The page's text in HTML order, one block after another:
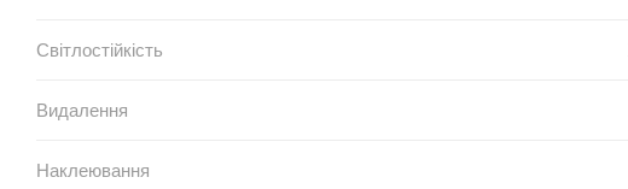
Світлостійкість
Видалення
Наклеювання